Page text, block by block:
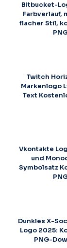
Bitbucket-
Farbverlauf,
flacher Stil,
Twitch
Markenlogo
Text
Vkontakte
und
Symbolsatz
Dunkles X-
Logo 2025:
PNG-